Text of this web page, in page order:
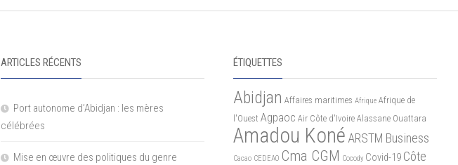
ARTICLES RÉCENTS
Port autonome d’Abidjan : les mères
célébrées
Mise en œuvre des politiques du genre
ÉTIQUETTES
Abidjan Affaires maritimes Afrique Afrique de
l'Ouest Agpaoc Air Côte d'Ivoire Alassane Ouattara
Amadou Koné ARSTM Business
Cacao CEDEAO Cma CGM Cocody Covid-19 Côte